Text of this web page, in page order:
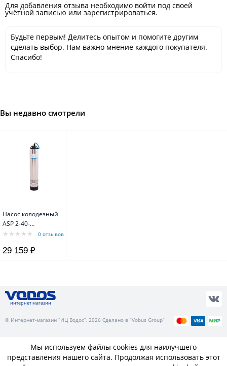
Для добавления отзыва необходимо войти под своей
учётной записью или зарегистрироваться.
Будьте первым! Делитесь опытом и помогите другим
сделать выбор. Нам важно мнение каждого покупателя.
Спасибо!
Вы недавно смотрели
Насос колодезный
ASP 2-40-
100.WA(кабель
встроен.конд.)
0 отзывов
29 159 ₽
интернет магазин
© Интернет-магазин “ИЦ Водос”, 2026 Сделано в “Vobus Group”
Мы используем файлы cookies для наилучшего
представления нашего сайта. Продолжая использовать этот